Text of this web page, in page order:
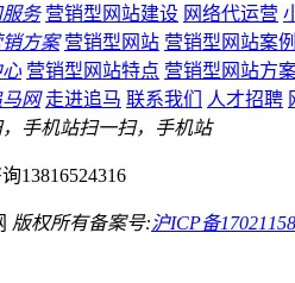
务 营销型网站建设 网络代运营
方案 营销型网站 营销型网站案例
营销型网站特点 营销型网站方
网 走进追马 联系我们 人才招聘
扫一扫，手机站
13816524316
版权所有备案号:沪ICP备